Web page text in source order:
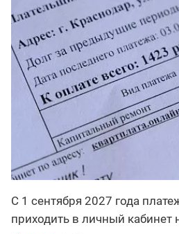
С 1 сентября 2027 года
приходить в личный кабинет